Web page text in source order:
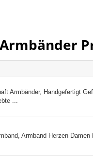
Armbänder, Handgefertigt
...
Armband Herzen Damen